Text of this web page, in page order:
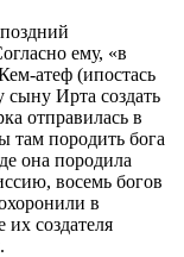
ему, «в
атеф (ипостась
Ирта создать
отправилась в
там породить бога
она породила
восемь богов
в
создателя